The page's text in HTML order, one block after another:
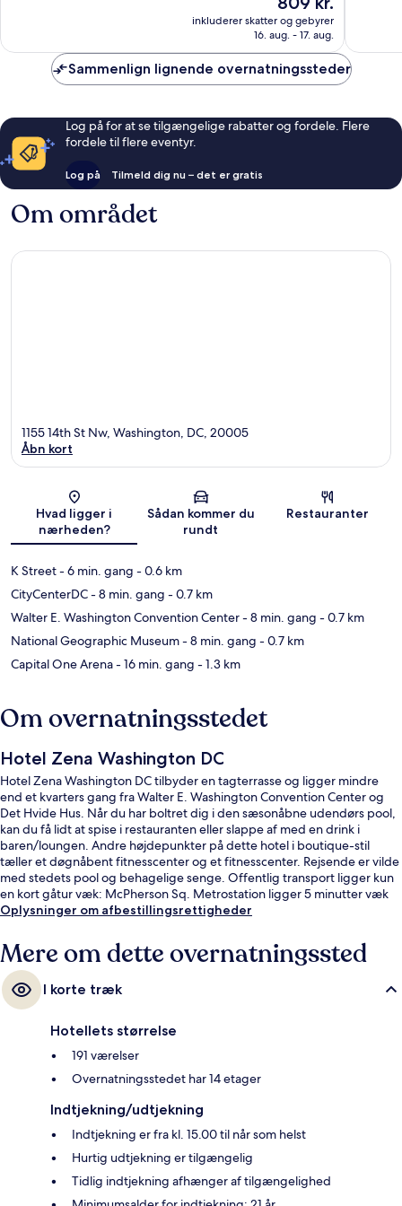
er
809 kr.
inkluderer skatter og gebyrer
16. aug. - 17. aug.
Sammenlign lignende overnatningssteder
Log på for at se tilgængelige rabatter og fordele. Flere
fordele til flere eventyr.
Log på Tilmeld dig nu – det er gratis
Om området
Kort
1155 14th St Nw, Washington, DC, 20005
Åbn kort
Hvad ligger i
nærheden?
Sådan kommer du
rundt
Restauranter
K Street- 6 min. gang - 0.6 km
CityCenterDC- 8 min. gang - 0.7 km
Walter E. Washington Convention Center- 8 min. gang - 0.7 km
National Geographic Museum- 8 min. gang - 0.7 km
Capital One Arena- 16 min. gang - 1.3 km
Om overnatningsstedet
Hotel Zena Washington DC
Hotel Zena Washington DC tilbyder en tagterrasse og ligger mindre
end et kvarters gang fra Walter E. Washington Convention Center og
Det Hvide Hus. Når du har boltret dig i den sæsonåbne udendørs pool,
kan du få lidt at spise i restauranten eller slappe af med en drink i
baren/loungen. Andre højdepunkter på dette hotel i boutique-stil
tæller et døgnåbent fitnesscenter og et fitnesscenter. Rejsende er vilde
med stedets pool og behagelige senge. Offentlig transport ligger kun
en kort gåtur væk: McPherson Sq. Metrostation ligger 5 minutter væk
og Farragut North Metrostation ligger 10 minutter derfra.
Oplysninger om afbestillingsrettigheder
Mere om dette overnatningssted
I korte træk
Hotellets størrelse
191 værelser
Overnatningsstedet har 14 etager
Indtjekning/udtjekning
Indtjekning er fra kl. 15.00 til når som helst
Hurtig udtjekning er tilgængelig
Tidlig indtjekning afhænger af tilgængelighed